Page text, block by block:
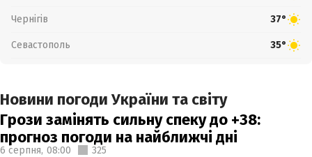
Чернігів 37°
Севастополь 35°
Новини погоди України та світу
Грози замінять сильну спеку до +38:
прогноз погоди на найближчі дні
6 серпня, 08:00 325